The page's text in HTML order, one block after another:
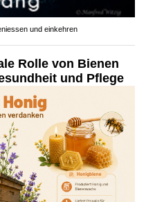
und einkehren
Rolle von Bienen
und Pflege